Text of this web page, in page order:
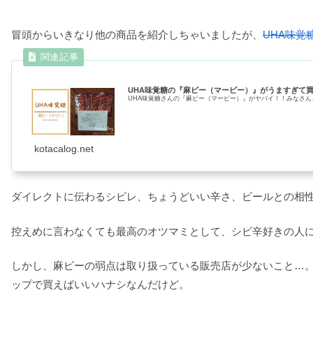
冒頭からいきなり他の商品を紹介しちゃいましたが、 UHA味覚
UHA味覚糖の『麻ピー（マーピー）』がうますぎて
UHA味覚糖さんの『麻ピー（マーピー）』がヤバイ！！みなさ
kotacalog.net
ダイレクトに伝わるシビレ、ちょうどいい辛さ、ビールとの相
控えめに言わなくても最高のオツマミとして、シビ辛好きの人
しかし、麻ピーの弱点は取り扱っている販売店が少ないこと…
ップで買えばいいハナシなんだけど。